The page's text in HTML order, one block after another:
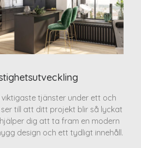
tjänster under ett och
till att ditt projekt blir så lyckat
dig att ta fram en modern
design och ett tydligt innehåll.